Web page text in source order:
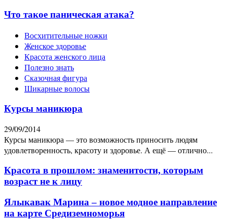
Что такое паническая атака?
Восхитительные ножки
Женское здоровье
Красота женского лица
Полезно знать
Сказочная фигура
Шикарные волосы
Курсы маникюра
29/09/2014
Курсы маникюра — это возможность приносить людям
удовлетворенность, красоту и здоровье. А ещё — отлично...
Красота в прошлом: знаменитости, которым
возраст не к лицу
Ялыкавак Марина – новое модное направление
на карте Средиземноморья